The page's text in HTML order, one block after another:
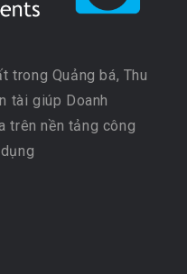
trong Quảng bá, Thu
tài giúp Doanh
trên nền tảng công